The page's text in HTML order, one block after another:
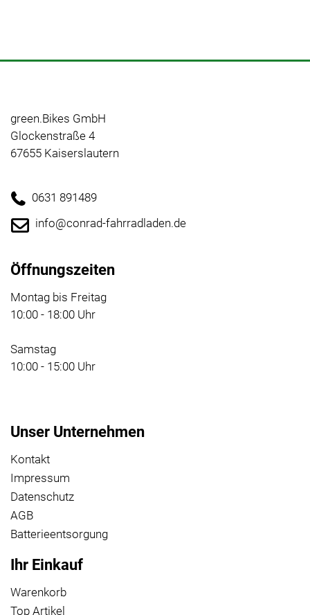
green.Bikes GmbH
Glockenstraße 4
67655 Kaiserslautern
0631 891489
info@conrad-fahrradladen.de
Öffnungszeiten
Montag bis Freitag
10:00 - 18:00 Uhr
Samstag
10:00 - 15:00 Uhr
Unser Unternehmen
Kontakt
Impressum
Datenschutz
AGB
Batterieentsorgung
Ihr Einkauf
Warenkorb
Top Artikel